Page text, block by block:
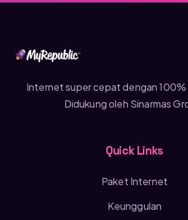
Internet super cepat dengan
Didukung oleh Sinarmas
Quick Links
Paket Internet
Keunggulan